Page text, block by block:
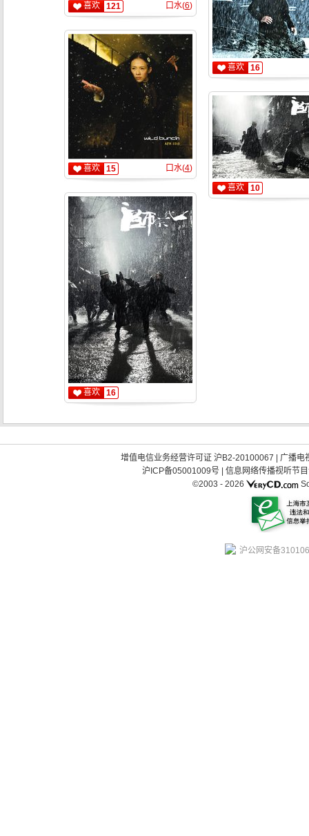
喜欢
121 口水(6)
喜欢 15 口水(4)
喜欢 16
喜欢 16
喜欢 10
增值电信业务经营许可证 沪B2-20100067
广播电
沪ICP备05001009号| 信息网络传播视听节
©2003 - 2026
沪公网安备